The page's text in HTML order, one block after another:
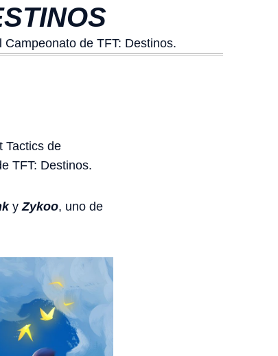
de TFT: Destinos.
Tactics de
TFT: Destinos.
yZykoo, uno de